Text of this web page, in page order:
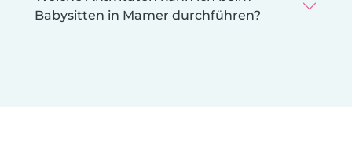
Babysitten in Mamer durchführen?